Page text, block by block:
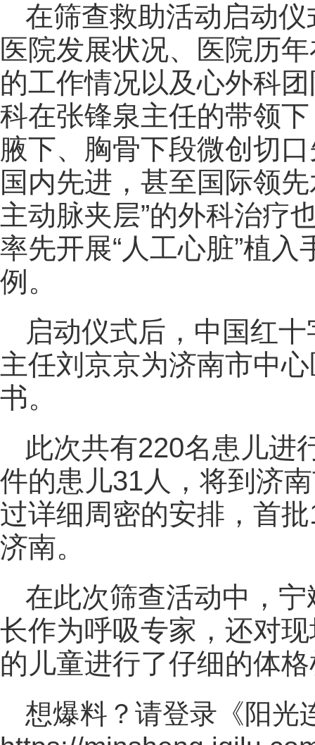
在筛查救助活动启动
医院发展状况、医院历
的工作情况以及心外科
科在张锋泉主任的带领
腋下、胸骨下段微创切
国内先进，甚至国际领
主动脉夹层”的外科治疗
率先开展“人工心脏”植
例。
启动仪式后，中国红
主任刘京京为济南市中
书。
此次共有220名患儿进
件的患儿31人，将到济
过详细周密的安排，首
济南。
在此次筛查活动中，
长作为呼吸专家，还对
的儿童进行了仔细的体
想爆料？请登录《阳光